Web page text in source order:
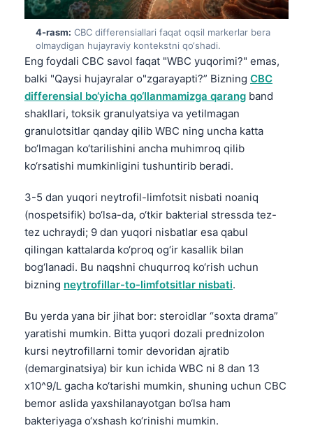
4-rasm: CBC differensiallari faqat oqsil markerlar bera
olmaydigan hujayraviy kontekstni qo‘shadi.
Eng foydali CBC savol faqat "WBC yuqorimi?" emas,
balki "Qaysi hujayralar o"zgarayapti?” Bizning CBC
differensial bo‘yicha qo‘llanmamizga qarang band
shakllari, toksik granulyatsiya va yetilmagan
granulotsitlar qanday qilib WBC ning uncha katta
bo‘lmagan ko‘tarilishini ancha muhimroq qilib
ko‘rsatishi mumkinligini tushuntirib beradi.
3-5 dan yuqori neytrofil-limfotsit nisbati noaniq
(nospetsifik) bo‘lsa-da, o‘tkir bakterial stressda tez-
tez uchraydi; 9 dan yuqori nisbatlar esa qabul
qilingan kattalarda ko‘proq og‘ir kasallik bilan
bog‘lanadi. Bu naqshni chuqurroq ko‘rish uchun
bizning neytrofillar-to-limfotsitlar nisbati.
Bu yerda yana bir jihat bor: steroidlar “soxta drama”
yaratishi mumkin. Bitta yuqori dozali prednizolon
kursi neytrofillarni tomir devoridan ajratib
(demarginatsiya) bir kun ichida WBC ni 8 dan 13
x10^9/L gacha ko‘tarishi mumkin, shuning uchun CBC
bemor aslida yaxshilanayotgan bo‘lsa ham
bakteriyaga o‘xshash ko‘rinishi mumkin.